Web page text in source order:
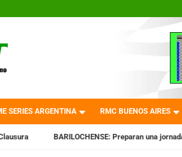
del
SERIES ARGENTINA RMC BUENOS AIRES
Preparan una jornada a puro espectáculo